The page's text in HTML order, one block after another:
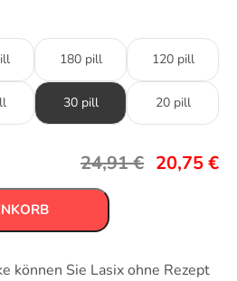
180 pill 120 pill
30 pill 20 pill
24,91€ 20,75€
können Sie Lasix ohne Rezept